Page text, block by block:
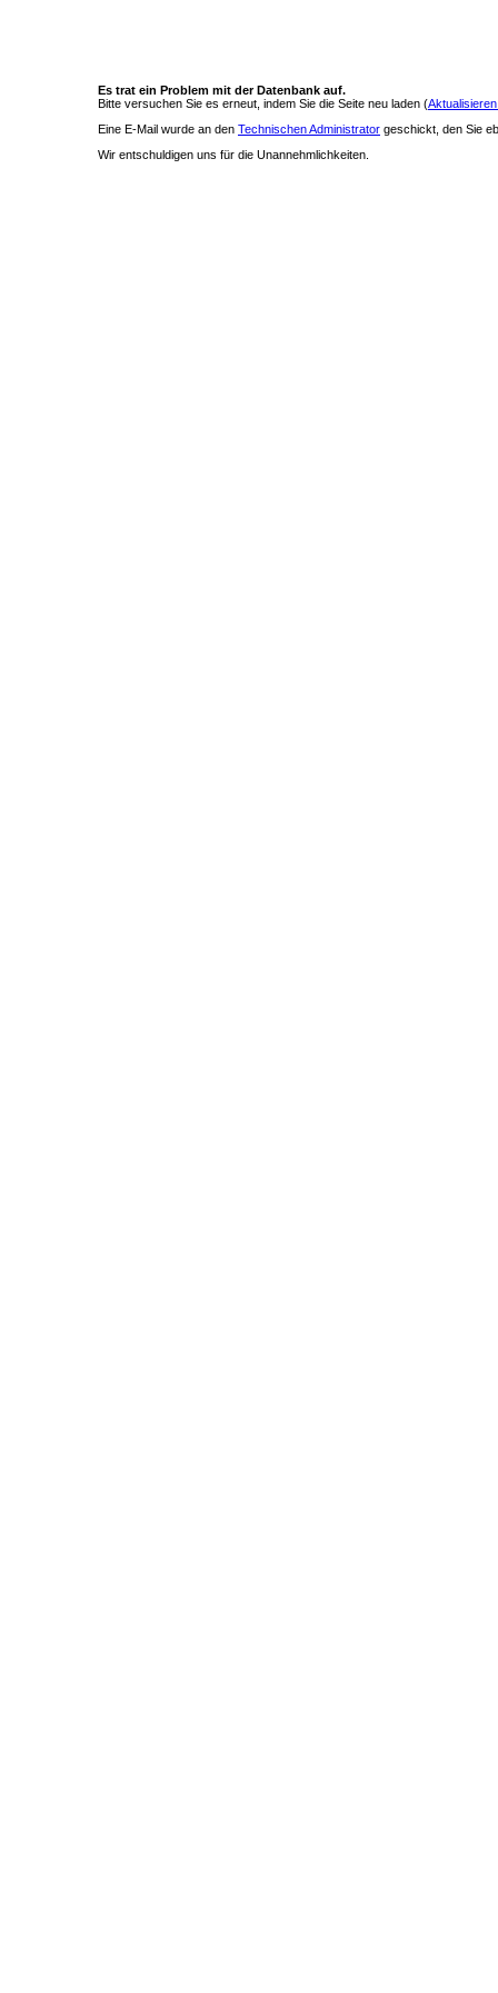
Es trat ein Problem mit der Datenbank auf.
Bitte versuchen Sie es erneut, indem Sie die Seite neu laden (
Eine E-Mail wurde an den Technischen Administrator geschickt, den Sie
Wir entschuldigen uns für die Unannehmlichkeiten.